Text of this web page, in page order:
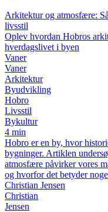
Arkitektur og atmosfære:
livsstil
Oplev hvordan Hobros
hverdagslivet i byen
Vaner
Vaner
Arkitektur
Byudvikling
Hobro
Livsstil
Bykultur
4 min
Hobro er en by, hvor
bygninger. Artiklen
atmosfære påvirker vores
og hvorfor det betyder
Christian Jensen
Christian
Jensen